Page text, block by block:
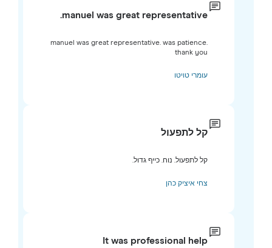
manuel was great representative.
manuel was great representative. was patience.
thank you
עומרי טויטו
קל לתפעול
קל לתפעול. נוח. כייף גדול.
צחי איציק כהן
It was professional help